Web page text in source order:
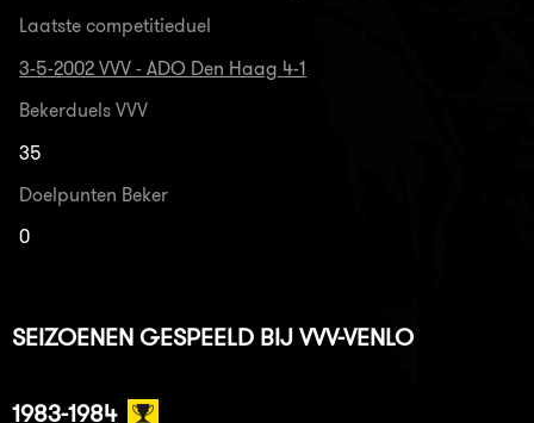
Laatste competitieduel
3-5-2002 VVV - ADO Den Haag 4-1
Bekerduels VVV
35
Doelpunten Beker
0
SEIZOENEN GESPEELD BIJ VVV-VENLO
1983-1984